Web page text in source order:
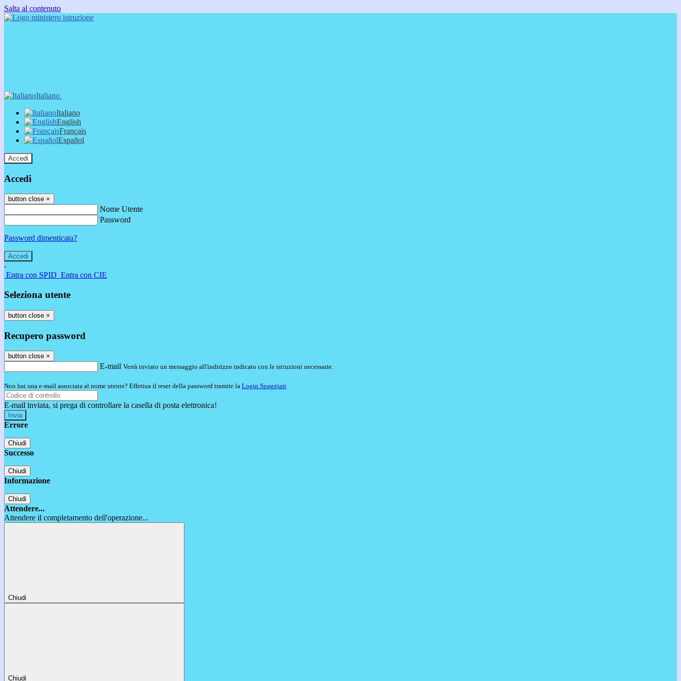
Salta al contenuto
Italiano
Italiano
English
Français
Español
Accedi
Accedi
button close ×
Nome Utente
Password
Password dimenticata?
-
Entra con SPID Entra con CIE
Seleziona utente
button close ×
Recupero password
button close ×
E-mail Verrà inviato un messaggio all'indirizzo indicato con le istruzioni necessarie.
Non hai una e-mail associata al nome utente? Effettua il reset della password tramite la Login Spaggiari
E-mail inviata, si prega di controllare la casella di posta elettronica!
Errore
Chiudi
Successo
Chiudi
Informazione
Chiudi
Attendere...
Attendere il completamento dell'operazione...
Chiudi
Chiudi